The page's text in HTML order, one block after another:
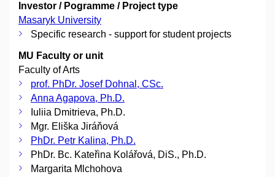
Investor / Pogramme / Project type
Masaryk University
Specific research - support for student projects
MU Faculty or unit
Faculty of Arts
prof. PhDr. Josef Dohnal, CSc.
Anna Agapova, Ph.D.
Iuliia Dmitrieva, Ph.D.
Mgr. Eliška Jiráňová
PhDr. Petr Kalina, Ph.D.
PhDr. Bc. Kateřina Kolářová, DiS., Ph.D.
Margarita Mlchohova